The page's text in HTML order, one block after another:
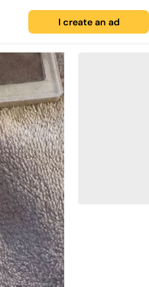
I create an ad